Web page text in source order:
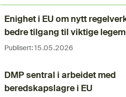
Enighet i EU om nytt
bedre tilgang til viktige
Publisert: 15.05.2026
DMP sentral i arbeidet med
beredskapslagre i EU